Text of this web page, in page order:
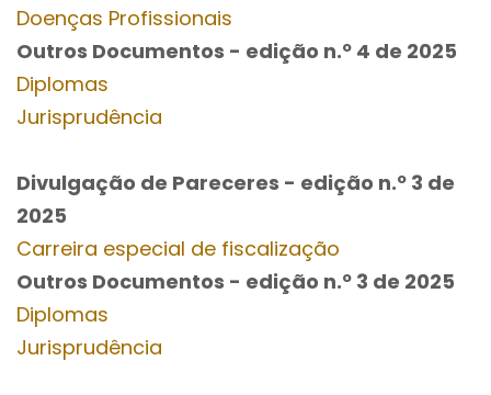
Doenças Profissionais
Outros Documentos - edição n.º 4 de 2025
Diplomas
Jurisprudência
Divulgação de Pareceres - edição n.º 3 de
2025
Carreira especial de fiscalização
Outros Documentos - edição n.º 3 de 2025
Diplomas
Jurisprudência